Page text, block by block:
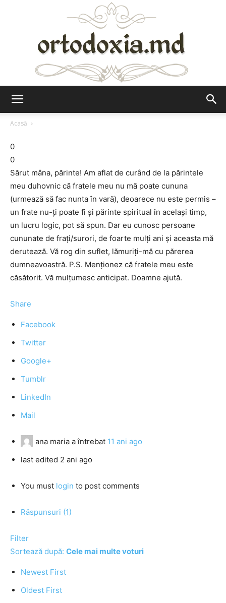
Acasă
0
0
Sărut mâna, părinte! Am aflat de curând de la părintele
meu duhovnic că fratele meu nu mă poate cununa
(urmează să fac nunta în vară), deoarece nu este permis –
un frate nu-ți poate fi și părinte spiritual în același timp,
un lucru logic, pot să spun. Dar eu cunosc persoane
cununate de frați/surori, de foarte mulți ani și aceasta mă
derutează. Vă rog din suflet, lămuriți-mă cu părerea
dumneavoastră. P.S. Menționez că fratele meu este
căsătorit. Vă mulțumesc anticipat. Doamne ajută.
Share
Facebook
Twitter
Google+
Tumblr
LinkedIn
Mail
ana maria a întrebat 11 ani ago
last edited 2 ani ago
You must login to post comments
Răspunsuri (1)
Filter
Sortează după: Cele mai multe voturi
Newest First
Oldest First